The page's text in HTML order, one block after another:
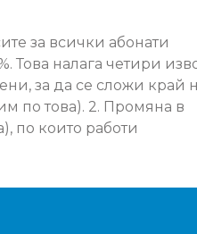
за всички абонати
Това налага четири
за да се сложи край
по това). 2. Промяна в
по които работи